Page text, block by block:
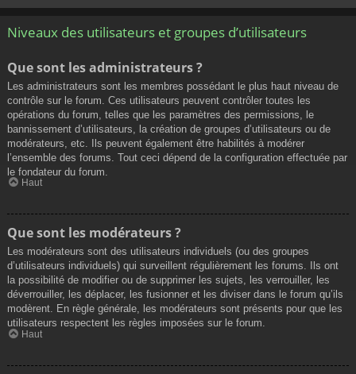
Niveaux des utilisateurs et groupes d’utilisateurs
Que sont les administrateurs ?
Les administrateurs sont les membres possédant le plus haut niveau de
contrôle sur le forum. Ces utilisateurs peuvent contrôler toutes les
opérations du forum, telles que les paramètres des permissions, le
bannissement d’utilisateurs, la création de groupes d’utilisateurs ou de
modérateurs, etc. Ils peuvent également être habilités à modérer
l’ensemble des forums. Tout ceci dépend de la configuration effectuée par
le fondateur du forum.
Haut
Que sont les modérateurs ?
Les modérateurs sont des utilisateurs individuels (ou des groupes
d’utilisateurs individuels) qui surveillent régulièrement les forums. Ils ont
la possibilité de modifier ou de supprimer les sujets, les verrouiller, les
déverrouiller, les déplacer, les fusionner et les diviser dans le forum qu’ils
modèrent. En règle générale, les modérateurs sont présents pour que les
utilisateurs respectent les règles imposées sur le forum.
Haut